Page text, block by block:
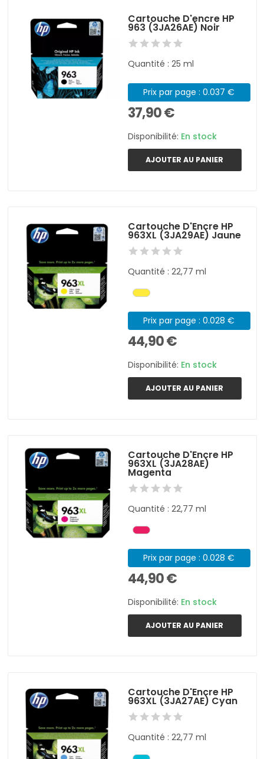
Cartouche D'encre HP
963 (3JA26AE) Noir
Quantité : 25 ml
Prix par page : 0.037 €
37,90 €
Disponibilité: En stock
AJOUTER AU PANIER
Cartouche D'Encre HP
963XL (3JA29AE) Jaune
Quantité : 22,77 ml
Prix par page : 0.028 €
44,90 €
Disponibilité: En stock
AJOUTER AU PANIER
Cartouche D'Encre HP
963XL (3JA28AE)
Magenta
Quantité : 22,77 ml
Prix par page : 0.028 €
44,90 €
Disponibilité: En stock
AJOUTER AU PANIER
Cartouche D'Encre HP
963XL (3JA27AE) Cyan
Quantité : 22,77 ml